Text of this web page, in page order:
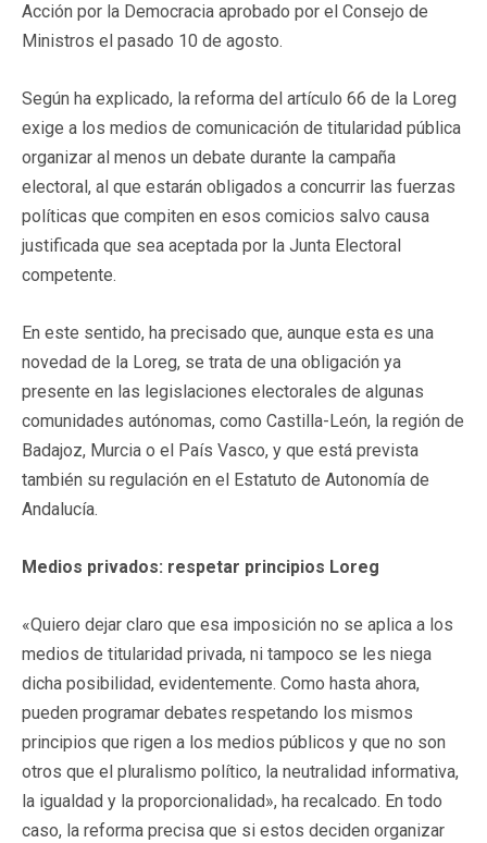
Acción por la Democracia aprobado por el Consejo de
Ministros el pasado 10 de agosto.
Según ha explicado, la reforma del artículo 66 de la Loreg
exige a los medios de comunicación de titularidad pública
organizar al menos un debate durante la campaña
electoral, al que estarán obligados a concurrir las fuerzas
políticas que compiten en esos comicios salvo causa
justificada que sea aceptada por la Junta Electoral
competente.
En este sentido, ha precisado que, aunque esta es una
novedad de la Loreg, se trata de una obligación ya
presente en las legislaciones electorales de algunas
comunidades autónomas, como Castilla-León, la región de
Badajoz, Murcia o el País Vasco, y que está prevista
también su regulación en el Estatuto de Autonomía de
Andalucía.
Medios privados: respetar principios Loreg
«Quiero dejar claro que esa imposición no se aplica a los
medios de titularidad privada, ni tampoco se les niega
dicha posibilidad, evidentemente. Como hasta ahora,
pueden programar debates respetando los mismos
principios que rigen a los medios públicos y que no son
otros que el pluralismo político, la neutralidad informativa,
la igualdad y la proporcionalidad», ha recalcado. En todo
caso, la reforma precisa que si estos deciden organizar